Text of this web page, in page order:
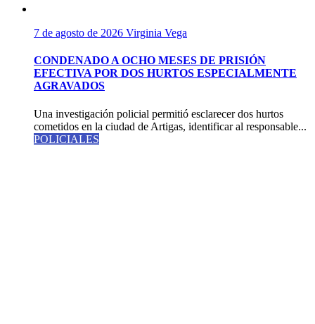
7 de agosto de 2026 Virginia Vega
CONDENADO A OCHO MESES DE PRISIÓN
EFECTIVA POR DOS HURTOS ESPECIALMENTE
AGRAVADOS
Una investigación policial permitió esclarecer dos hurtos
cometidos en la ciudad de Artigas, identificar al responsable...
POLICIALES